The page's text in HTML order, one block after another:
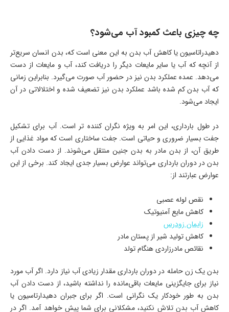
چه چیزی باعث کمبود آب می‌شود؟
دهیدراتاسیون یا کاهش آب بدن به این معنی است که، بدن انسان سریع‌تر
از آنچه که آب یا سایر مایعات دیگر را دریافت کند، آب و مایعات از دست
می‌دهد. عمده عملکرد بدن نیز در حضور آب صورت می‌گیرد. بنابراین زمانی
که آب بدن کم شده باشد عملکرد بدن نیز تضعیف شده و اختلالاتی در آن
ایجاد می‌شود.
در طول بارداری، این امر به ویژه نگران کننده تر است. آب برای تشکیل
جفت بسیار ضروری و حیاتی است. جفت ساختاری است که مواد غذایی از
طریق آن، از بدن مادر به بدن جنین منتقل می‌شوند. از دست دادن آب
بدن در دوران بارداری می‌تواند عوارض بسیار جدی ایجاد کند. برخی از این
عوارض عبارتند از:
نقص لوله عصبی
کاهش مایع آمنیوتیک
زایمان زودرس
کاهش تولید شیر از پستان مادر
نقائص مادرزاردی هنگام تولد
بدن یک زن حامله در دوران بارداری مقدار زیادی آب نیاز دارد. اگر آب مورد
نیاز برای جایگزینی مایعات باقی‌مانده را نداشته باشید، از دست دادن آب
بدن به طور خودکار یک نگرانی است. اگر برای جبران دهیدارتاسیون یا
کاهش آب بدن تلاش نکنید، مشکلانی برای شما پیش خواهد آمد. اگر در